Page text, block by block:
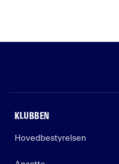
KLUBBEN
Hovedbestyrelsen